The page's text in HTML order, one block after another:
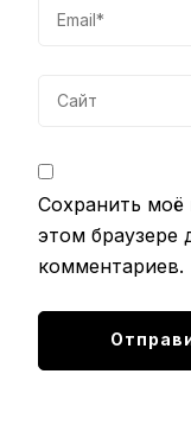
Сохранить моё
этом
комментариев.